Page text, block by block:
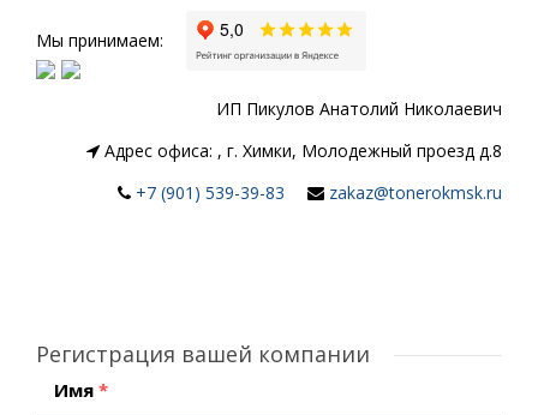
Мы принимаем:
ИП Пикулов Анатолий Николаевич
Адрес офиса: , г. Химки, Молодежный проезд д.8
+7 (901) 539-39-83
zakaz@tonerokmsk.ru
Регистрация вашей компании
Имя *